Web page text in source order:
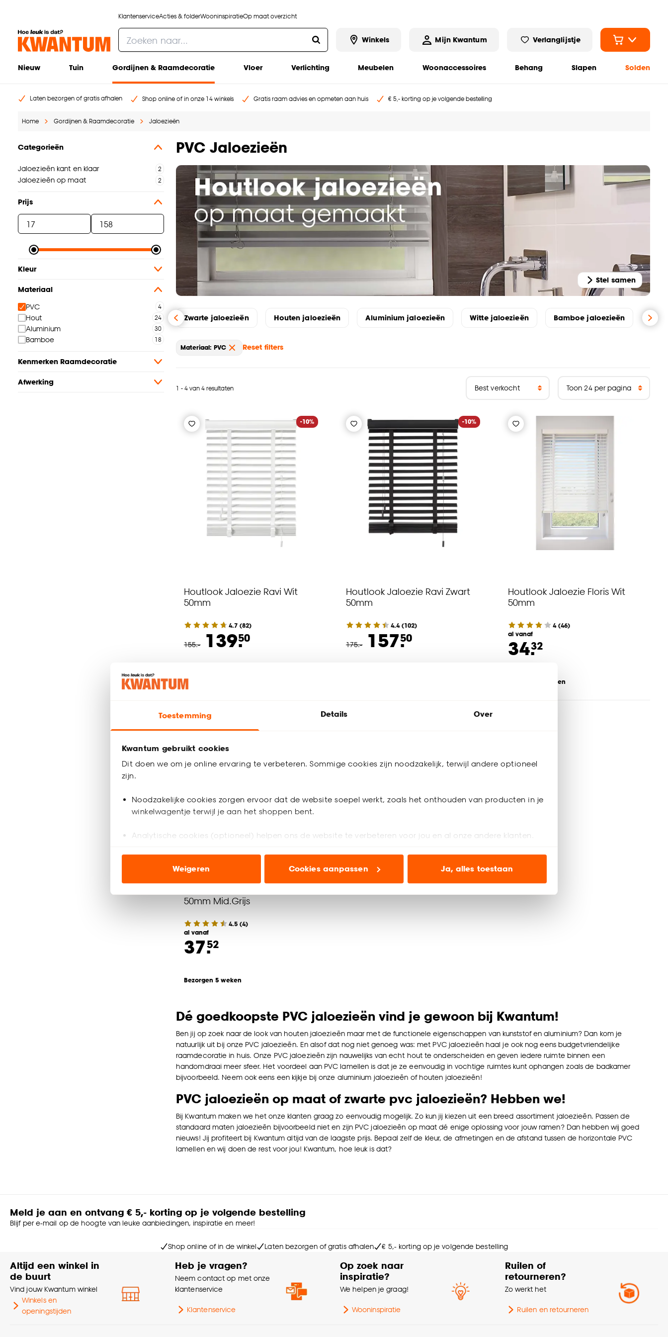
Toestemming Details Over
Kwantum gebruikt cookies
Dit doen we om je online ervaring te verbeteren. Sommige cookies zijn noodzakelijk, terwijl andere optioneel
zijn.
Noodzakelijke cookies zorgen ervoor dat de website soepel werkt, zoals het onthouden van producten in je
winkelwagentje terwijl je aan het shoppen bent.
Analytische cookies (optioneel) helpen ons de website te verbeteren voor jou en al onze andere klanten.
ook buiten de website voor advertenties en communicatie.
Klik op ‘Ja, alles toestaan’ om gebruik te maken van alle cookies, of klik op ‘weigeren’ om alleen de
noodzakelijke cookies te accepteren. Je kunt er ook voor kiezen om bepaalde cookies wel of niet te
accepteren door op ‘Cookies aanpassen’ te klikken.
Goed om te weten is dat je deze keuze altijd nog kan aanpassen, bekijk hiervoor onze
Weigeren Cookies aanpassen Ja, alles toestaan
KlantenserviceActies & folderWooninspiratieOp maat overzicht
Winkels Mijn Kwantum Verlanglijstje
Nieuw Tuin Gordijnen & Raamdecoratie Vloer Verlichting Meubelen Woonaccessoires Behang Slapen Solden
Laten bezorgen of gratis afhalen Shop online of in onze 14 winkels Gratis raam advies en opmeten aan huis € 5,- korting op je volgende bestelling
Home Gordijnen & Raamdecoratie Jaloezieën
Categorieën
Jaloezieën kant en klaar
Jaloezieën op maat
Prijs
Kleur
Materiaal
PVC
Hout
Aluminium
Bamboe
Kenmerken Raamdecoratie
Afwerking
PVC Jaloezieën
Stel samen
Zwarte jaloezieën Houten jaloezieën Aluminium jaloezieën Witte jaloezieën Bamboe jaloezieën
Materiaal: PVC Reset filters
1 - 4 van 4 resultaten
-10%
Houtlook Jaloezie Ravi Wit
50mm
4.7 (82)
155.- 139.50
-10%
Houtlook Jaloezie Ravi Zwart
50mm
4.4(102)
175.- 157.50
Houtlook Jaloezie Floris Wit
50mm
4(46)
al vanaf
34.32
Bezorgen 5 weken
50mm Mid.Grijs
4.5 (4)
al vanaf
37.52
Bezorgen 5 weken
Dé goedkoopste PVC jaloezieën vind je gewoon bij Kwantum!
Ben jij op zoek naar de look van houten jaloezieën maar met de functionele eigenschappen van kunststof en aluminium? Dan kom je
natuurlijk uit bij onze PVC jaloezieën. En alsof dat nog niet genoeg was: met PVC jaloezieën haal je ook nog eens budgetvriendelijke
raamdecoratie in huis. Onze PVC jaloezieën zijn nauwelijks van echt hout te onderscheiden en geven iedere ruimte binnen een
handomdraai meer sfeer. Het voordeel aan PVC lamellen is dat je ze eenvoudig in vochtige ruimtes kunt ophangen zoals de badkamer
bijvoorbeeld. Neem ook eens een kijkje bij onze aluminium jaloezieën of houten jaloezieën!
PVC jaloezieën op maat of zwarte pvc jaloezieën? Hebben we!
Bij Kwantum maken we het onze klanten graag zo eenvoudig mogelijk. Zo kun jij kiezen uit een breed assortiment jaloezieën. Passen de
standaard maten jaloezieën bijvoorbeeld niet en zijn PVC jaloezieën op maat dé enige oplossing voor jouw ramen? Dan hebben wij goed
nieuws! Jij profiteert bij Kwantum altijd van de laagste prijs. Bepaal zelf de kleur, de afmetingen en de afstand tussen de horizontale PVC
lamellen en wij doen de rest voor jou! Kwantum, hoe leuk is dat?
Meld je aan en ontvang € 5,- korting op je volgende bestelling
Blijf per e-mail op de hoogte van leuke aanbiedingen, inspiratie en meer!
Shop online of in de winkel Laten bezorgen of gratis afhalen € 5,- korting op je volgende bestelling
Altijd een winkel in
de buurt
Vind jouw Kwantum winkel
Winkels en
openingstijden
Heb je vragen?
Neem contact op met onze
klantenservice
Klantenservice
Op zoek naar
inspiratie?
We helpen je graag!
Wooninspiratie
Ruilen of
retourneren?
Zo werkt het
Ruilen en retourneren